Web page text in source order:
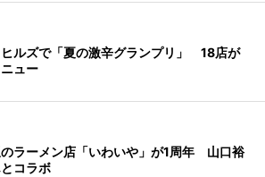
ルズで「夏の激辛グランプリ」 18店が
ュー
ラーメン店「いわいや」が1周年 山口裕
コラボ